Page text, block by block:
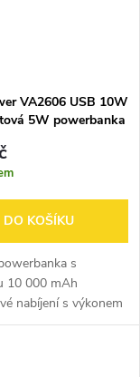
VA2606 USB 10W
5W powerbanka
DO KOŠÍKU
s
10 000 mAh
nabíjení s výkonem
výstupní výkon